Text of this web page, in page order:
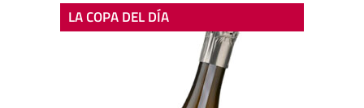
LA COPA DEL DÍA